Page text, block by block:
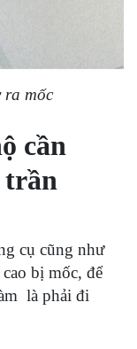
ra mốc
cần
cụ cũng như
bị mốc, để
là phải đi